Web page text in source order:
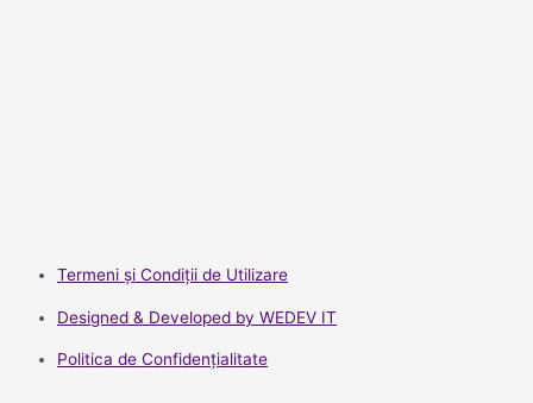
Termeni și Condiții de Utilizare
Designed & Developed by WEDEV IT
Politica de Confidenţialitate